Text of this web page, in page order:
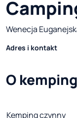
Wenecja
Adres i kontakt
O
Kemping czynny